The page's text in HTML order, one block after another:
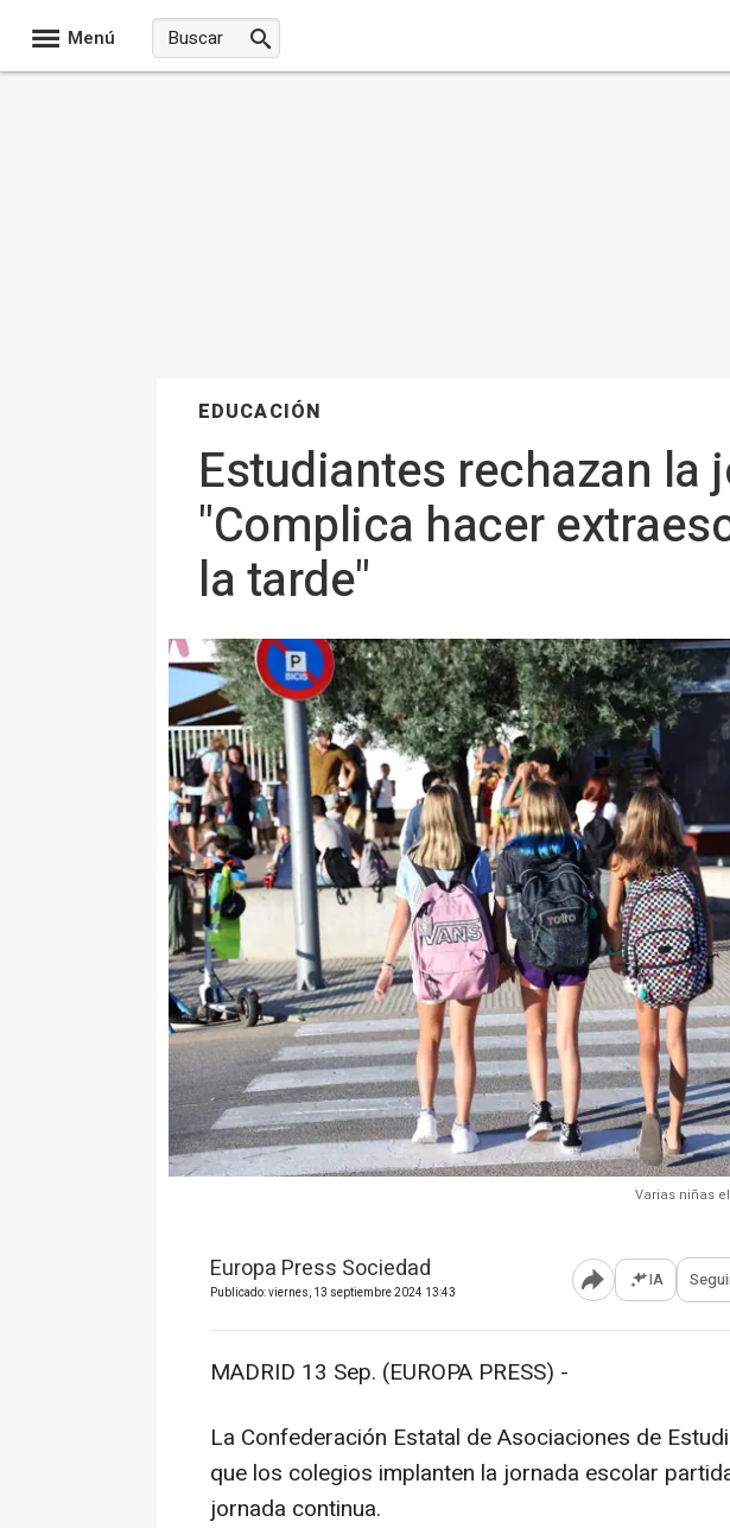
Menú
EDUCACIÓN
Estudiantes rechazan la
"Complica hacer
la tarde"
Varias niñas
Europa Press Sociedad
Publicado: viernes, 13 septiembre 2024 13:43 Abrir opciones
IA
MADRID 13 Sep. (EUROPA PRESS) -
La Confederación Estatal de Asociaciones de
que los colegios implanten la jornada escolar
jornada continua.